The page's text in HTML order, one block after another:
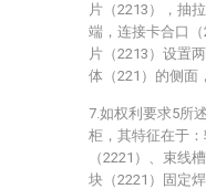
片（2213），抽
端，连接卡合口
片（2213）设置
体（221）的侧面
7.如权利要求5所
柜，其特征在于
（2221）、束线
块（2221）固定